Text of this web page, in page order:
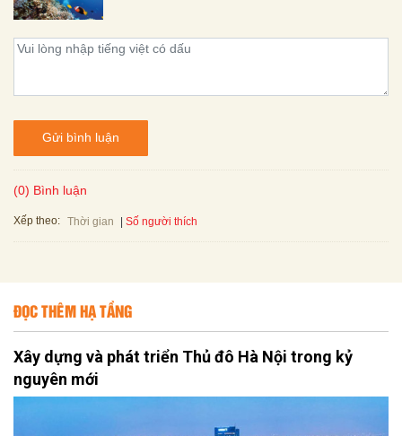
Gửi bình luận
(0) Bình luận
Xếp theo: Thời gian Số người thích
ĐỌC THÊM HẠ TẦNG
Xây dựng và phát triển Thủ đô Hà Nội trong kỷ
nguyên mới